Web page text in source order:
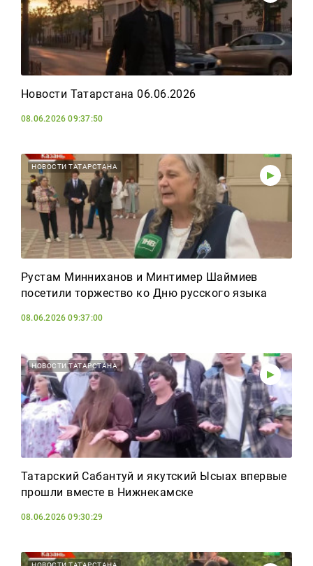
Новости Татарстана 06.06.2026
08.06.2026 09:37:50
НОВОСТИ ТАТАРСТАНА
Рустам Минниханов и Минтимер Шаймиев
посетили торжество ко Дню русского языка
08.06.2026 09:37:00
НОВОСТИ ТАТАРСТАНА
Татарский Сабантуй и якутский Ысыах впервые
прошли вместе в Нижнекамске
08.06.2026 09:30:29